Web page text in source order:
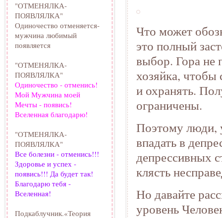
Что может
это полный
выбор. Гора не
хозяйка, чтобы
и охранять.
ограничены.
Поэтому люди,
впадать в
депрессивных
клясть
Но давайте
уровень
"ОТМЕНЯЛКА-
ПОЯВЛЯЛКА"
Одиночество отменяется-
мужчина любимый
появляется
"ОТМЕНЯЛКА-
ПОЯВЛЯЛКА"
Одиночество - отменись!
Мой Мужчина моей
Мечты - появись!
Вселенная благодарю!
"ОТМЕНЯЛКА-
ПОЯВЛЯЛКА"
Все болезни - отменись!!!
Здоровье и успех -
появись!!! Да будет так!
Благодарю тебя -
Вселенная!
Подкаблучник.«Теория